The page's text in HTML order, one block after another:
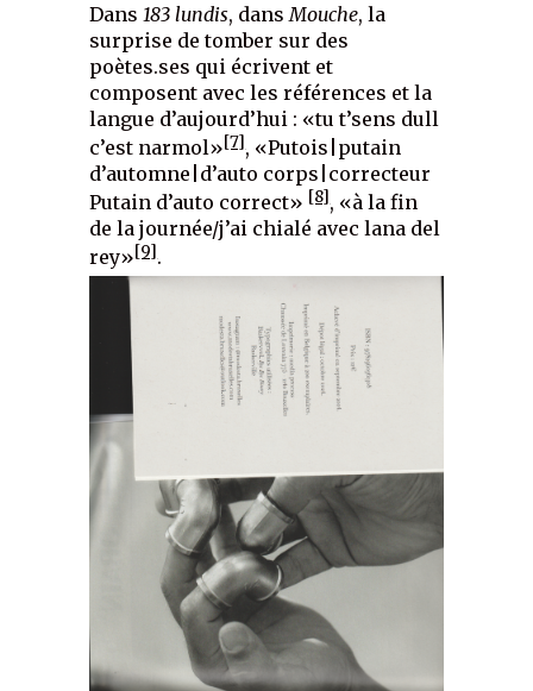
Dans 183 lundis, dans Mouche, la
surprise de tomber sur des
poètes.ses qui écrivent et
composent avec les références et la
langue d’aujourd’hui : «tu t’sens dull
c’est narmol»[7], «Putois|putain
d’automne|d’auto corps|correcteur
Putain d’auto correct» [8], «à la fin
de la journée/j’ai chialé avec lana del
rey»[9].